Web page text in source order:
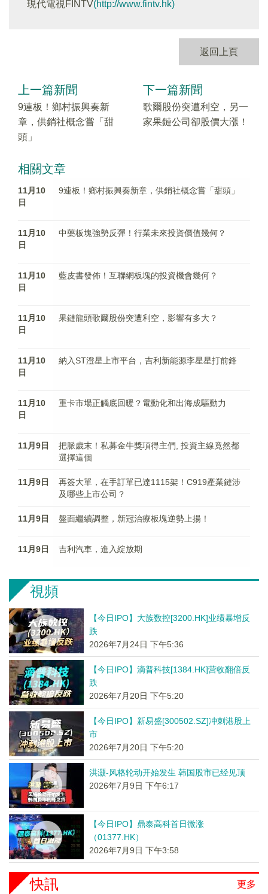
現代電視FINTV(http://www.fintv.hk)
返回上頁
上一篇新聞
9連板！鄉村振興奏新
章，供銷社概念嘗「甜
頭」
下一篇新聞
歌爾股份突遭利空，另一
家果鏈公司卻股價大漲！
相關文章
11月10
日
9連板！鄉村振興奏新章，供銷社概念嘗「甜頭」
11月10
日
中藥板塊強勢反彈！行業未來投資價值幾何？
11月10
日
藍皮書發佈！互聯網板塊的投資機會幾何？
11月10
日
果鏈龍頭歌爾股份突遭利空，影響有多大？
11月10
日
納入ST澄星上市平台，吉利新能源李星星打前鋒
11月10
日
重卡市場正觸底回暖？電動化和出海成驅動力
11月9日
把脈歲末！私募金牛獎項得主們, 投資主線竟然都
選擇這個
11月9日
再簽大單，在手訂單已達1115架！C919產業鏈涉
及哪些上市公司？
11月9日 盤面繼續調整，新冠治療板塊逆勢上揚！
11月9日 吉利汽車，進入綻放期
視頻
【今日IPO】大族数控[3200.HK]业绩暴增反
跌
2026年7月24日 下午5:36
【今日IPO】滴普科技[1384.HK]营收翻倍反
跌
2026年7月20日 下午5:20
【今日IPO】新易盛[300502.SZ]冲刺港股上
市
2026年7月20日 下午5:20
洪灏-风格轮动开始发生 韩国股市已经见顶
2026年7月9日 下午6:17
【今日IPO】鼎泰高科首日微涨
（01377.HK）
2026年7月9日 下午3:58
更多
快訊